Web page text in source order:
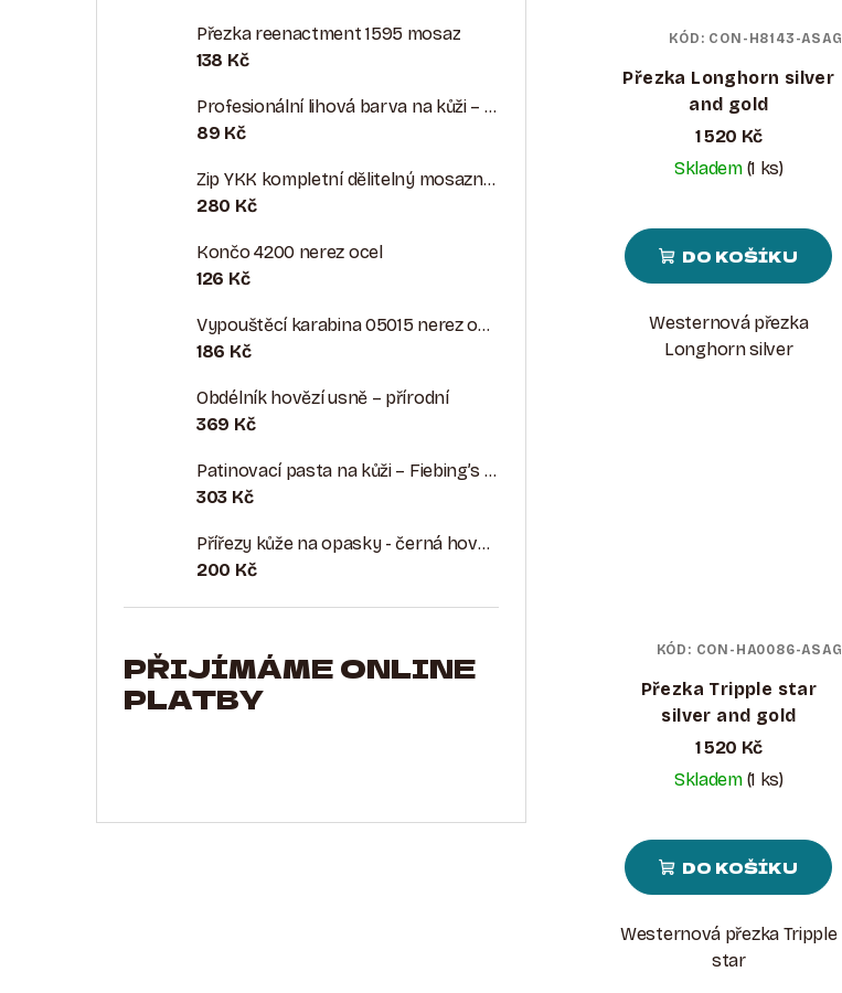
Přezka reenactment 1595 mosaz
138 Kč
Profesionální lihová barva na kůži – syté pigmenty pro opravy, barvení a renovaci usně
89 Kč
Zip YKK kompletní dělitelný mosazný vel. 10
280 Kč
Končo 4200 nerez ocel
126 Kč
Vypouštěcí karabina 05015 nerez ocel
186 Kč
Obdélník hovězí usně – přírodní
369 Kč
Patinovací pasta na kůži – Fiebing’s Antique Finish
303 Kč
Přířezy kůže na opasky - černá hovězina plnolícová
200 Kč
PŘIJÍMÁME ONLINE
PLATBY
Přezka Longhorn silver
and gold
1 520 Kč
Skladem (1 ks)
DO KOŠÍKU
Westernová přezka
Longhorn silver
KÓD: CON-H8143-ASAG
Přezka Tripple star
silver and gold
1 520 Kč
Skladem (1 ks)
DO KOŠÍKU
Westernová přezka Tripple
star
KÓD: CON-HA0086-ASAG